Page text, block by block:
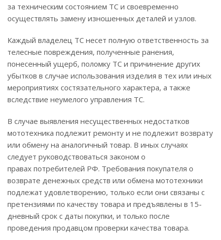
за техническим состоянием ТС и своевременно
осуществлять замену изношенных деталей и узлов.
Каждый владелец ТС несет полную ответственность за
телесные повреждения, полученные ранения,
понесенный ущерб, поломку ТС и причинение других
убытков в случае использования изделия в тех или иных
мероприятиях состязательного характера, а также
вследствие неумелого управления ТС.
В случае выявления несущественных недостатков
мототехника подлежит ремонту и не подлежит возврату
или обмену на аналогичный товар. В иных случаях
следует руководствоваться законом о
правах потребителей РФ. Требования покупателя о
возврате денежных средств или обмена мототехники
подлежат удовлетворению, только если они связаны с
претензиями по качеству товара и предъявлены в 15-
дневный срок с даты покупки, и только после
проведения продавцом проверки качества товара.